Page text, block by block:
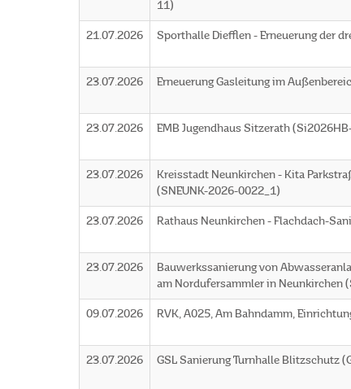
11)
21.07.2026 Sporthalle Diefflen - Erneuerung der
23.07.2026 Erneuerung Gasleitung im
23.07.2026 EMB Jugendhaus Sitzerath
23.07.2026
Kreisstadt Neunkirchen - Kita
(SNEUNK-2026-0022_1)
23.07.2026 Rathaus Neunkirchen - Flachdach-
23.07.2026
Bauwerkssanierung von
am Nordufersammler in Neunkirchen
09.07.2026 RVK, A025, Am Bahndamm,
23.07.2026 GSL Sanierung Turnhalle Blitzschutz